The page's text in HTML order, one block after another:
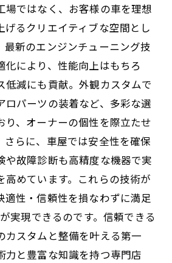
場ではなく、お客様の車を理想
げるクリエイティブな空間とし
最新のエンジンチューニング技
化により、性能向上はもちろ
低減にも貢献。外観カスタムで
ロパーツの装着など、多彩な選
り、オーナーの個性を際立たせ
さらに、車屋では安全性を確保
や故障診断も高精度な機器で実
高めています。これらの技術が
適性・信頼性を損なわずに満足
実現できるのです。信頼できる
カスタムと整備を叶える第一
力と豊富な知識を持つ専門店